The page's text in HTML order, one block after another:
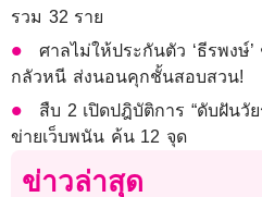
รวม 32 ราย
ศาลไม่ให้ประกันตัว ‘ธีรพงษ์
กลัวหนี ส่งนอนคุกชั้นสอบสวน!
สืบ 2 เปิดปฎิบัติการ “ดับฝันวั
ข่ายเว็บพนัน ค้น 12 จุด
ข่าวล่าสุด